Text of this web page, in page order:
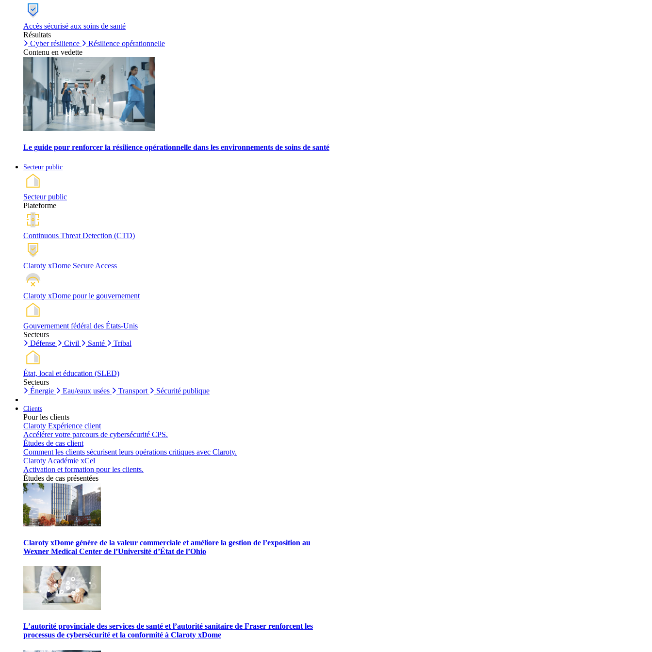
Accès sécurisé aux soins de santé
Résultats
Cyber résilience
Résilience opérationnelle
Contenu en vedette
Le guide pour renforcer la résilience opérationnelle dans les environnements de soins de santé
Secteur public
Secteur public
Plateforme
Continuous Threat Detection (CTD)
Claroty xDome Secure Access
Claroty xDome pour le gouvernement
Gouvernement fédéral des États-Unis
Secteurs
Défense
Civil Santé Tribal
État, local et éducation (SLED)
Secteurs
Énergie
Eau/eaux usées Transport Sécurité publique
Clients
Pour les clients
Claroty Expérience client
Accélérer votre parcours de cybersécurité CPS.
Études de cas client
Comment les clients sécurisent leurs opérations critiques avec Claroty.
Claroty Académie xCel
Activation et formation pour les clients.
Études de cas présentées
Claroty xDome génère de la valeur commerciale et améliore la gestion de l’exposition au
Wexner Medical Center de l’Université d’État de l’Ohio
L’autorité provinciale des services de santé et l’autorité sanitaire de Fraser renforcent les
processus de cybersécurité et la conformité à Claroty xDome